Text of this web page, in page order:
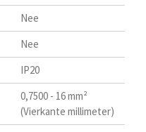
Nee
Nee
IP20
0,7500 - 16 mm²
(Vierkante millimeter)